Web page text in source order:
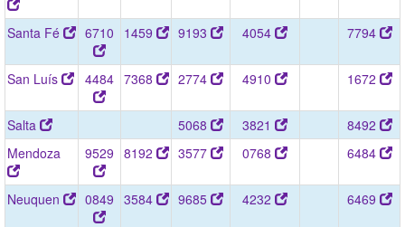
Santa Fé 6710 1459 9193 4054 7794
San Luís 4484 7368 2774 4910 1672
Salta 5068 3821
8492
Mendoza
9529 8192 3577 0768 6484
Neuquen 0849 3584 9685 4232 6469